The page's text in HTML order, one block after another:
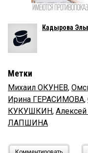
Кадырова
Метки
Михаил ОКУНЕВ,
Ирина ГЕРАСИМОВА,
КУКУШКИН,
ЛАПШИНА